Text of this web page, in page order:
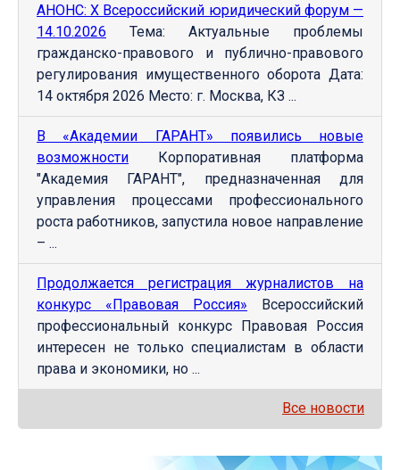
АНОНС: Х Всероссийский юридический форум —
14.10.2026 Тема: Актуальные проблемы
гражданско-правового и публично-правового
регулирования имущественного оборота Дата:
14 октября 2026 Место: г. Москва, КЗ ...
В «Академии ГАРАНТ» появились новые
возможности Корпоративная платформа
"Академия ГАРАНТ", предназначенная для
управления процессами профессионального
роста работников, запустила новое направление
– ...
Продолжается регистрация журналистов на
конкурс «Правовая Россия» Всероссийский
профессиональный конкурс Правовая Россия
интересен не только специалистам в области
права и экономики, но ...
Все новости